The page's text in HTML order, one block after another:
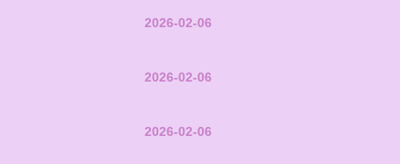
2026-02-06
2026-02-06
2026-02-06